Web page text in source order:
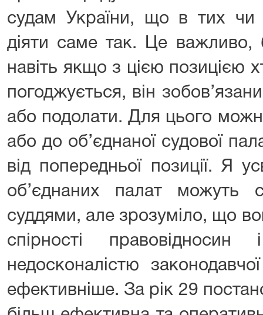
судам України, що в тих чи
діяти саме так. Це
навіть якщо з цією позицією
погоджується, він
або подолати. Для цього
або до об’єднаної судової
від попередньої позиції. Я
об’єднаних палат можуть
суддями, але зрозуміло, що
спірності
недосконалістю
ефективніше. За рік 29